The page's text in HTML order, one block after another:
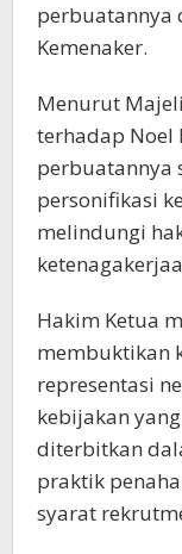
perbuatannya
Kemenaker.
Menurut
terhadap Noel
perbuatannya
personifikasi
melindungi
Hakim Ketua
membuktikan
representasi
kebijakan
diterbitkan
praktik
syarat